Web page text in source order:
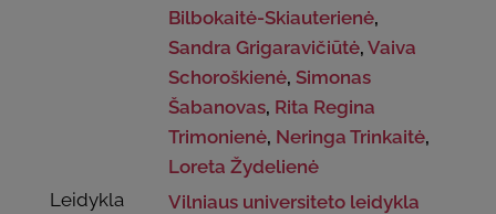
Bilbokaitė-Skiauterienė,
Sandra Grigaravičiūtė,Vaiva
Schoroškienė,Simonas
Šabanovas, Rita Regina
Trimonienė, Neringa Trinkaitė,
Loreta Žydelienė
Leidykla
Vilniaus universiteto leidykla